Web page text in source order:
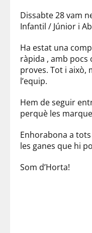
Dissabte 28 vam
Infantil / Júnior i
Ha estat una
ràpida , amb pocs
proves. Tot i això,
l’equip.
Hem de seguir
perquè les
Enhorabona a
les ganes que hi
Som d’Horta!